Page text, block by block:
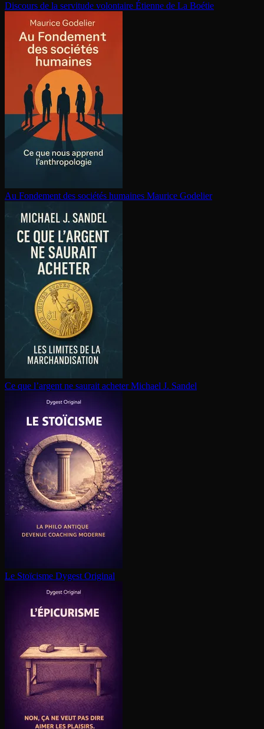
Discours de la servitude volontaire Étienne de La Boétie
Au Fondement des sociétés humaines Maurice Godelier
Ce que l’argent ne saurait acheter Michael J. Sandel
Le Stoïcisme Dygest Original